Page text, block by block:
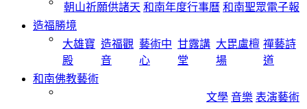
朝山祈願供諸天 和南年度行事曆 和南聖眾電子報
造福勝境
大雄寶
殿
造福觀
音
藝術中
心
甘露講
堂
大毘盧檀
場
禪藝詩
道
和南佛教藝術
文學 音樂 表演藝術